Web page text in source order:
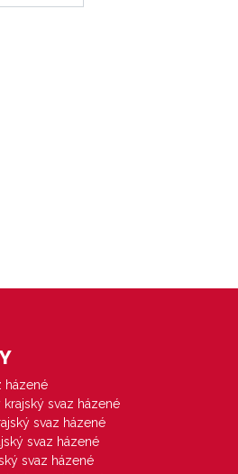
házené
svaz házené
svaz házené
svaz házené
svaz házené